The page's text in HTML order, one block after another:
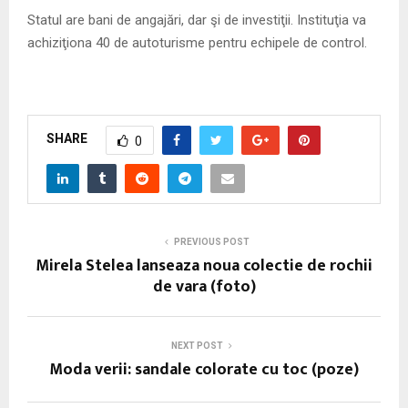
Statul are bani de angajări, dar şi de investiţii. Instituţia va
achiziţiona 40 de autoturisme pentru echipele de control.
SHARE 0
PREVIOUS POST
Mirela Stelea lanseaza noua colectie de rochii
de vara (foto)
NEXT POST
Moda verii: sandale colorate cu toc (poze)